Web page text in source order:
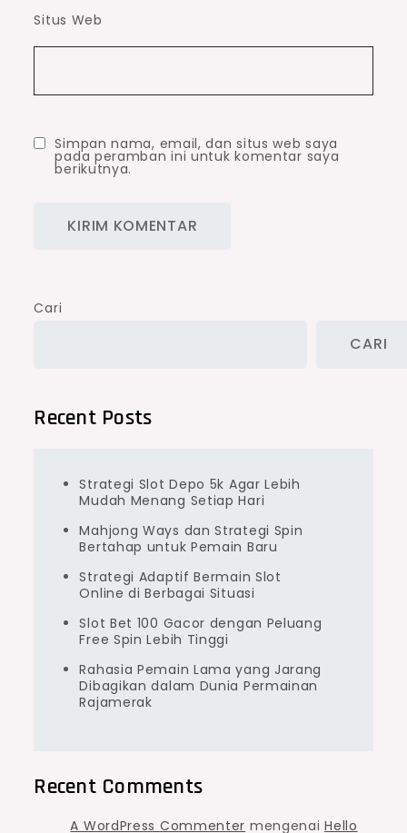
Situs Web
Simpan nama, email, dan situs web saya
pada peramban ini untuk komentar saya
berikutnya.
Cari
CARI
Recent Posts
Strategi Slot Depo 5k Agar Lebih
Mudah Menang Setiap Hari
Mahjong Ways dan Strategi Spin
Bertahap untuk Pemain Baru
Strategi Adaptif Bermain Slot
Online di Berbagai Situasi
Slot Bet 100 Gacor dengan Peluang
Free Spin Lebih Tinggi
Rahasia Pemain Lama yang Jarang
Dibagikan dalam Dunia Permainan
Rajamerak
Recent Comments
A WordPress Commenter mengenaiHello